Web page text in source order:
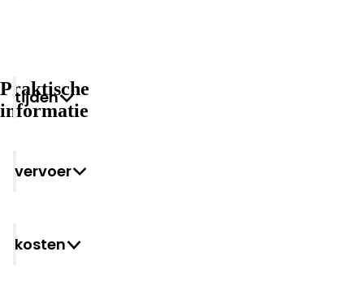
Praktische
informatie
Tijden
Vervoer
Kosten